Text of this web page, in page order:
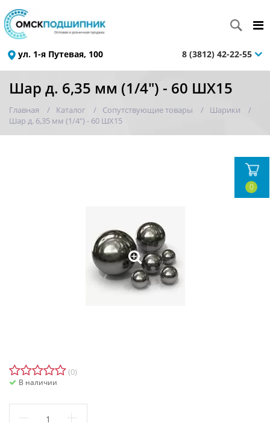
ул. 1-я Путевая, 100 8 (3812) 42-22-55
Шар д. 6,35 мм (1/4") - 60 ШХ15
Главная Каталог Сопутствующие товары
Шарики
Шар д. 6,35 мм (1/4") - 60 ШХ15
(0)
В наличии
0